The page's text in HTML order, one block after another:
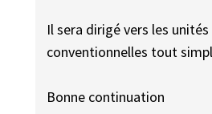
Il sera dirigé vers les unités
conventionnelles tout
Bonne continuation